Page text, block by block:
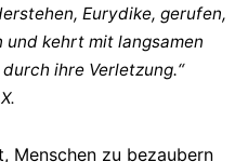
Eurydike, gerufen,
kehrt mit langsamen
ihre Verletzung.“
Menschen zu bezaubern